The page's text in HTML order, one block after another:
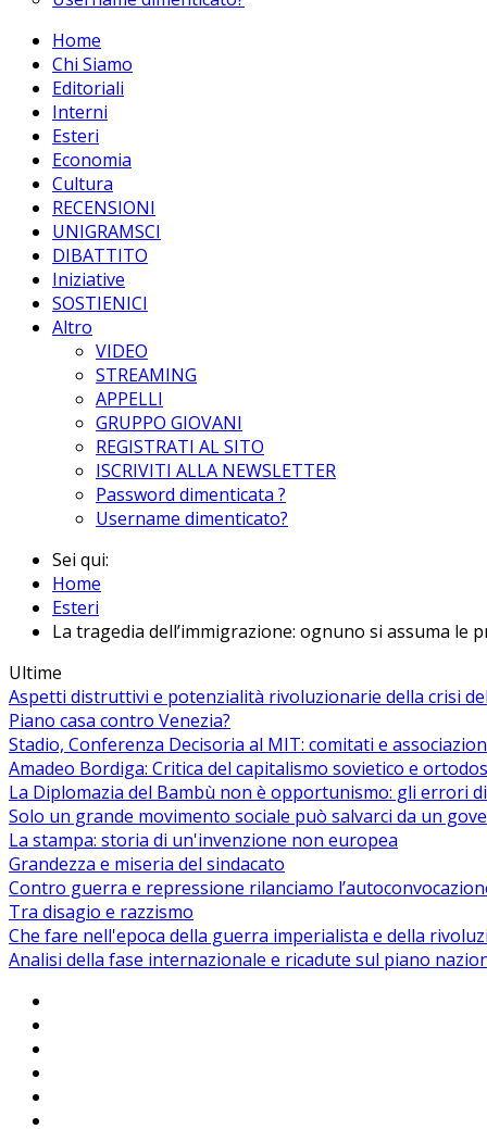
Home
Chi Siamo
Editoriali
Interni
Esteri
Economia
Cultura
RECENSIONI
UNIGRAMSCI
DIBATTITO
Iniziative
SOSTIENICI
Altro
VIDEO
STREAMING
APPELLI
GRUPPO GIOVANI
REGISTRATI AL SITO
ISCRIVITI ALLA NEWSLETTER
Password dimenticata ?
Username dimenticato?
Sei qui:
Home
Esteri
La tragedia dell’immigrazione: ognuno si assuma le
Ultime
Aspetti distruttivi e potenzialità rivoluzionarie della crisi
Piano casa contro Venezia?
Stadio, Conferenza Decisoria al MIT: comitati e
Amadeo Bordiga: Critica del capitalismo sovietico e
La Diplomazia del Bambù non è opportunismo: gli errori
Solo un grande movimento sociale può salvarci da un
La stampa: storia di un'invenzione non europea
Grandezza e miseria del sindacato
Contro guerra e repressione rilanciamo
Tra disagio e razzismo
Che fare nell'epoca della guerra imperialista e della
Analisi della fase internazionale e ricadute sul piano